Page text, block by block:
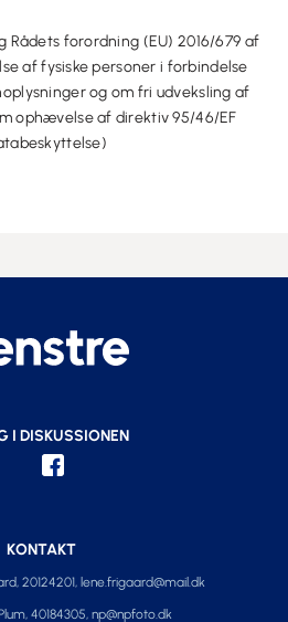
Rådets forordning (EU) 2016/679 af
af fysiske personer i forbindelse
og om fri udveksling af
ophævelse af direktiv 95/46/EF
KONTAKT
20124201, lene.frigaard@mail.dk
40184305, np@npfoto.dk
I DISKUSSIONEN